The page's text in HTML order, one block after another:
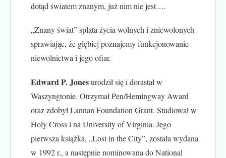
dotąd światem znanym, już nim nie jest….
„Znany świat” splata życia wolnych i zniewolonych
sprawiając, że głębiej poznajemy funkcjonowanie
niewolnictwa i jego ofiar.
Edward P. Jonesurodził się i dorastał w
Waszyngtonie. Otrzymał Pen/Hemingway Award
oraz zdobył Lannan Foundation Grant. Studiował w
Holy Cross i na University of Virginia. Jego
pierwsza książka, „Lost in the City”, została wydana
w 1992 r., a następnie nominowana do National